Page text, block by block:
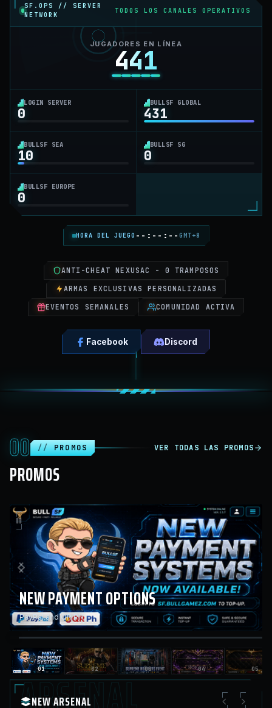
SF.OPS // SERVER
NETWORK
TODOS LOS CANALES OPERATIVOS
JUGADORES EN LÍNEA
441
LOGIN SERVER
0
BULLSF GLOBAL
431
BULLSF SEA
10
BULLSF SG
0
BULLSF EUROPE
0
HORA DEL JUEGO --:--:-- GMT+8
ANTI-CHEAT NEXUSAC - 0 TRAMPOSOS
ARMAS EXCLUSIVAS PERSONALIZADAS
EVENTOS SEMANALES
COMUNIDAD ACTIVA
Facebook Discord
00 PROMOS VER TODAS LAS PROMOS
PROMOS
01/27
NEW PAYMENT OPTIONS
PayPal and QR PH
01 02 03 04 05
ARSENAL
NEW ARSENAL